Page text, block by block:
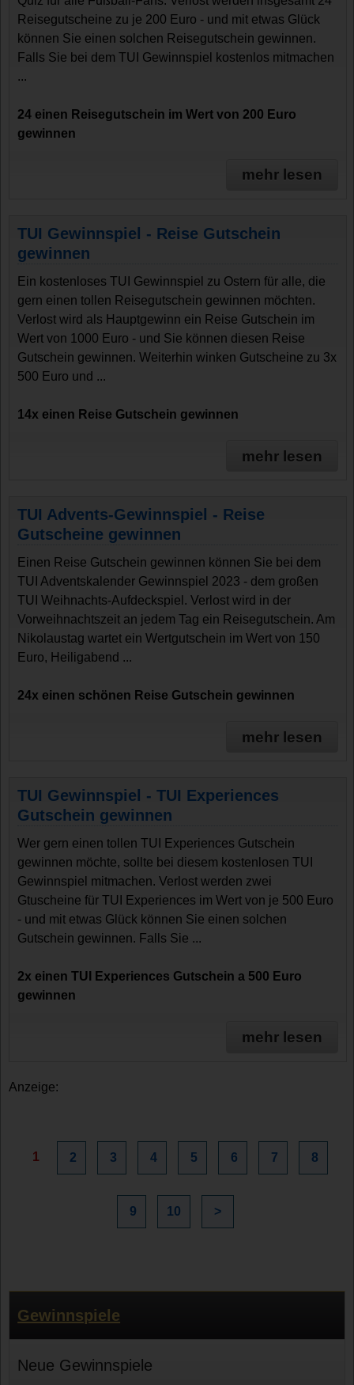
Reisegutscheine zu je 200 Euro - und mit etwas Glück
können Sie einen solchen Reisegutschein gewinnen.
Falls Sie bei dem TUI Gewinnspiel kostenlos mitmachen
...
24 einen Reisegutschein im Wert von 200 Euro
gewinnen
mehr lesen
TUI Gewinnspiel - Reise Gutschein
gewinnen
Ein kostenloses TUI Gewinnspiel zu Ostern für alle, die
gern einen tollen Reisegutschein gewinnen möchten.
Verlost wird als Hauptgewinn ein Reise Gutschein im
Wert von 1000 Euro - und Sie können diesen Reise
Gutschein gewinnen. Weiterhin winken Gutscheine zu 3x
500 Euro und ...
14x einen Reise Gutschein gewinnen
mehr lesen
TUI Advents-Gewinnspiel - Reise
Gutscheine gewinnen
Einen Reise Gutschein gewinnen können Sie bei dem
TUI Adventskalender Gewinnspiel 2023 - dem großen
TUI Weihnachts-Aufdeckspiel. Verlost wird in der
Vorweihnachtszeit an jedem Tag ein Reisegutschein. Am
Nikolaustag wartet ein Wertgutschein im Wert von 150
Euro, Heiligabend ...
24x einen schönen Reise Gutschein gewinnen
mehr lesen
TUI Gewinnspiel - TUI Experiences
Gutschein gewinnen
Wer gern einen tollen TUI Experiences Gutschein
gewinnen möchte, sollte bei diesem kostenlosen TUI
Gewinnspiel mitmachen. Verlost werden zwei
Gtuscheine für TUI Experiences im Wert von je 500 Euro
- und mit etwas Glück können Sie einen solchen
Gutschein gewinnen. Falls Sie ...
2x einen TUI Experiences Gutschein a 500 Euro
gewinnen
mehr lesen
Anzeige:
1 2 3 4 5 6 7 8
9 10 >
Gewinnspiele
Neue Gewinnspiele